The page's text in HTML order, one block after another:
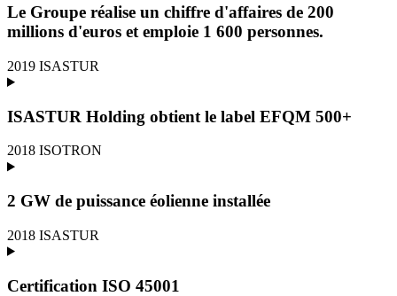
Le Groupe réalise un chiffre d'affaires de 200
millions d'euros et emploie 1 600 personnes.
2019 ISASTUR
ISASTUR Holding obtient le label EFQM 500+
2018 ISOTRON
2 GW de puissance éolienne installée
2018 ISASTUR
Certification ISO 45001